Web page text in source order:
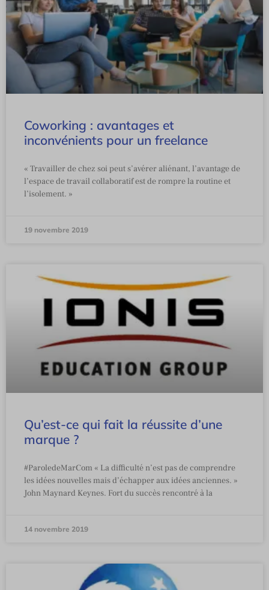
Coworking : avantages et
inconvénients pour un freelance
« Travailler de chez soi peut s’avérer aliénant, l’avantage de
l’espace de travail collaboratif est de rompre la routine et
l’isolement. »
19 novembre 2019
Qu’est-ce qui fait la réussite d’une
marque ?
#ParoledeMarCom « La difficulté n’est pas de comprendre
les idées nouvelles mais d’échapper aux idées anciennes. »
John Maynard Keynes. Fort du succès rencontré à la
14 novembre 2019